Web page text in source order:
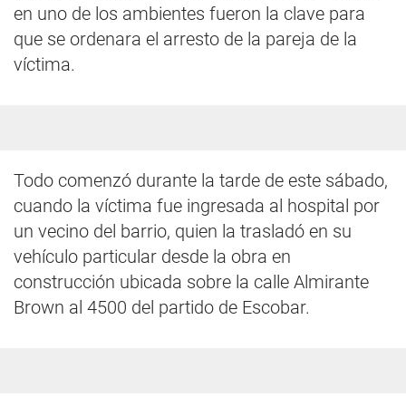
en uno de los ambientes fueron la clave para
que se ordenara el arresto de la pareja de la
víctima.
Todo comenzó durante la tarde de este sábado,
cuando la víctima fue ingresada al hospital por
un vecino del barrio, quien la trasladó en su
vehículo particular desde la obra en
construcción ubicada sobre la calle Almirante
Brown al 4500 del partido de Escobar.